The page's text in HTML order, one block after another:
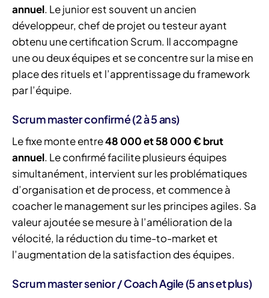
annuel. Le junior est souvent un ancien
développeur, chef de projet ou testeur ayant
obtenu une certification Scrum. Il accompagne
une ou deux équipes et se concentre sur la mise en
place des rituels et l’apprentissage du framework
par l’équipe.
Scrum master confirmé (2 à 5 ans)
Le fixe monte entre48 000 et 58 000 € brut
annuel. Le confirmé facilite plusieurs équipes
simultanément, intervient sur les problématiques
d’organisation et de process, et commence à
coacher le management sur les principes agiles. Sa
valeur ajoutée se mesure à l’amélioration de la
vélocité, la réduction du time-to-market et
l’augmentation de la satisfaction des équipes.
Scrum master senior / Coach Agile (5 ans et plus)